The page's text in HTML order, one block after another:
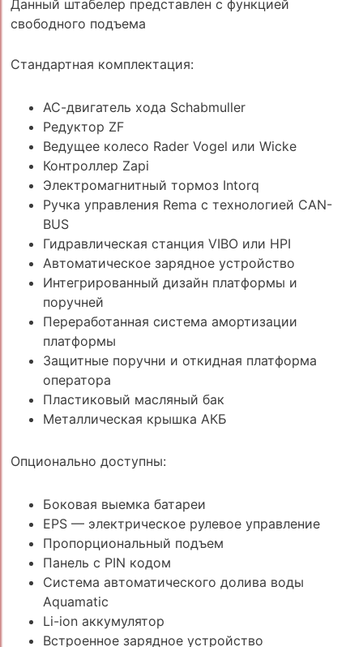
Данный штабелер представлен с функцией
свободного подъема
Стандартная комплектация:
АС-двигатель хода Schabmuller
Редуктор ZF
Ведущее колесо Rader Vogel или Wicke
Контроллер Zapi
Электромагнитный тормоз Intorq
Ручка управления Rema с технологией CAN-
BUS
Гидравлическая станция VIBO или HPI
Автоматическое зарядное устройство
Интегрированный дизайн платформы и
поручней
Переработанная система амортизации
платформы
Защитные поручни и откидная платформа
оператора
Пластиковый масляный бак
Металлическая крышка АКБ
Опционально доступны:
Боковая выемка батареи
EPS — электрическое рулевое управление
Пропорциональный подъем
Панель с PIN кодом
Система автоматического долива воды
Aquamatic
Li-ion аккумулятор
Встроенное зарядное устройство